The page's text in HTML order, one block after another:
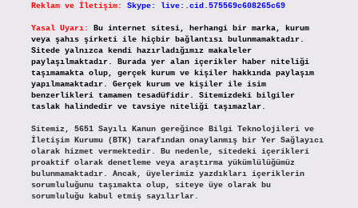
Reklam ve İletişim: Skype: live:.cid.575569c608265c69
Yasal Uyarı:
Bu internet sitesi, herhangi bir marka, kurum
veya şahıs şirketi ile hiçbir bağlantısı bulunmamaktadır.
Sitede yalnızca kendi hazırladığımız makaleler
paylaşılmaktadır. Burada yer alan içerikler haber niteliği
taşımamakta olup, gerçek kurum ve kişiler hakkında paylaşım
yapılmamaktadır. Gerçek kurum ve kişiler ile isim
benzerlikleri tamamen tesadüfidir. Sitemizdeki bilgiler
taslak halindedir ve tavsiye niteliği taşımazlar.
Sitemiz, 5651 Sayılı Kanun gereğince Bilgi Teknolojileri ve
İletişim Kurumu (BTK) tarafından onaylanmış bir Yer Sağlayıcı
olarak hizmet vermektedir. Bu nedenle, sitedeki içerikleri
proaktif olarak denetleme veya araştırma yükümlülüğümüz
bulunmamaktadır. Ancak, üyelerimiz yazdıkları içeriklerin
sorumluluğunu taşımakta olup, siteye üye olarak bu
sorumluluğu kabul etmiş sayılırlar.